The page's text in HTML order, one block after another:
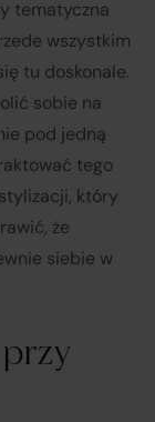
tematyczna
wszystkim
tu doskonale.
sobie na
pod jedną
tego
który
że
siebie w